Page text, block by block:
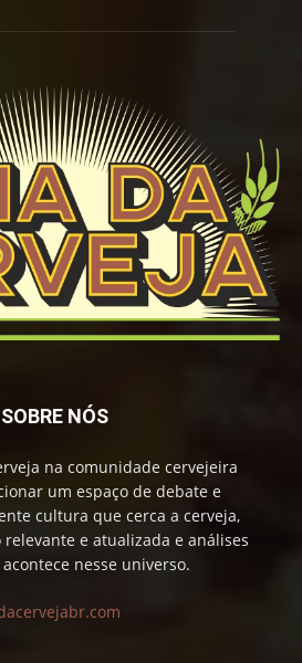
SOBRE NÓS
na comunidade cervejeira
um espaço de debate e
cultura que cerca a cerveja,
e atualizada e análises
nesse universo.